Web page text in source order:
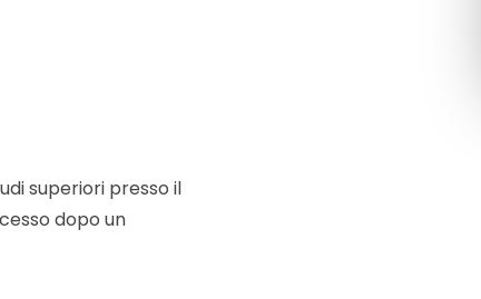
superiori presso il
dopo un